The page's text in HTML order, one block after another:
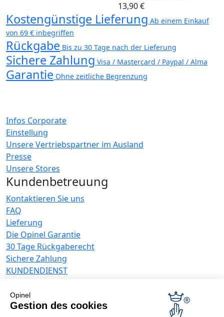
Opinel
Gestion des cookies
13,90 €
Kostengünstige Lieferung Ab einem Einkauf
von 69 € inbegriffen
Rückgabe Bis zu 30 Tage nach der Lieferung
Sichere Zahlung Visa / Mastercard / Paypal / Alma
Garantie Ohne zeitliche Begrenzung
Infos Corporate
Einstellung
Unsere Vertriebspartner im Ausland
Presse
Unsere Stores
Kundenbetreuung
Kontaktieren Sie uns
FAQ
Lieferung
Die Opinel Garantie
30 Tage Rückgaberecht
Sichere Zahlung
KUNDENDIENST
Datenschutzrichtlinie
Angebote für Unternehmen